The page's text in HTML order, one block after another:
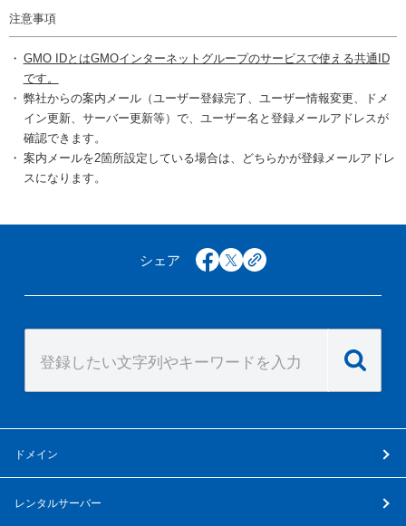
注意事項
GMO IDとはGMOインターネットグループのサービスで使える共通ID
です。
弊社からの案内メール（ユーザー登録完了、ユーザー情報変更、ドメ
イン更新、サーバー更新等）で、ユーザー名と登録メールアドレスが
確認できます。
案内メールを2箇所設定している場合は、どちらかが登録メールアドレ
スになります。
シェア facebook
x copy
ドメイン
レンタルサーバー